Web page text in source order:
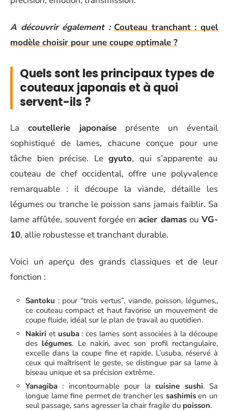
A découvrir également : Couteau tranchant : quel
modèle choisir pour une coupe optimale ?
Quels sont les principaux types de
couteaux japonais et à quoi
servent-ils ?
La coutellerie japonaise présente un éventail
sophistiqué de lames, chacune conçue pour une
tâche bien précise. Legyuto, qui s’apparente au
couteau de chef occidental, offre une polyvalence
remarquable : il découpe la viande, détaille les
légumes ou tranche le poisson sans jamais faiblir. Sa
lame affûtée, souvent forgée enacier damasou VG-
10, allie robustesse et tranchant durable.
Voici un aperçu des grands classiques et de leur
fonction :
Santoku : pour “trois vertus”, viande, poisson, légumes,,
ce couteau compact et haut favorise un mouvement de
coupe fluide, idéal sur le plan de travail au quotidien.
Nakiri et usuba: ces lames sont associées à la découpe
des légumes. Le nakiri, avec son profil rectangulaire,
excelle dans la coupe fine et rapide. L’usuba, réservé à
ceux qui maîtrisent le geste, se distingue par sa lame à
biseau unique et sa précision extrême.
Yanagiba : incontournable pour lacuisine sushi. Sa
longue lame fine permet de trancher les sashimisen un
seul passage, sans agresser la chair fragile du poisson.